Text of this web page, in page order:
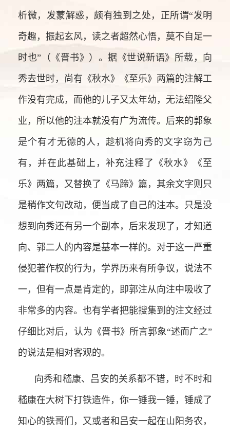
析微，发蒙解惑，颇有独到之处，正所谓“发明
奇趣，振起玄风，读之者超然心悟，莫不自足一
时也”（《晋书》）。据《世说新语》所载，向
秀去世时，尚有《秋水》《至乐》两篇的注解工
作没有完成，而他的儿子又太年幼，无法绍隆父
业，所以他的注本就没有广为流传。后来的郭象
是个有才无德的人，趁机将向秀的文字窃为己
有，并在此基础上，补充注释了《秋水》《至
乐》两篇，又替换了《马蹄》篇，其余文字则只
是稍作文句改动，便当成了自己的注本。只是没
想到向秀还有另一个副本，后来发现了，才知道
向、郭二人的内容是基本一样的。对于这一严重
侵犯著作权的行为，学界历来有所争议，说法不
一，但有一点是肯定的，即郭注从向注中吸收了
非常多的内容。也有学者把能搜集到的注文经过
仔细比对后，认为《晋书》所言郭象“述而广之”
的说法是相对客观的。
向秀和嵇康、吕安的关系都不错，时不时和
嵇康在大树下打铁造件，你一锤我一锤，锤成了
知心的铁哥们，又或者和吕安一起在山阳务农，